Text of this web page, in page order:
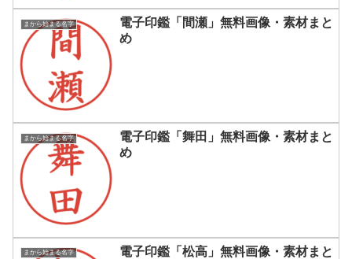
まから始まる名字
電子印鑑「間瀬」無料画像・素材まと
め
まから始まる名字
電子印鑑「舞田」無料画像・素材まと
め
まから始まる名字
電子印鑑「松高」無料画像・素材まと